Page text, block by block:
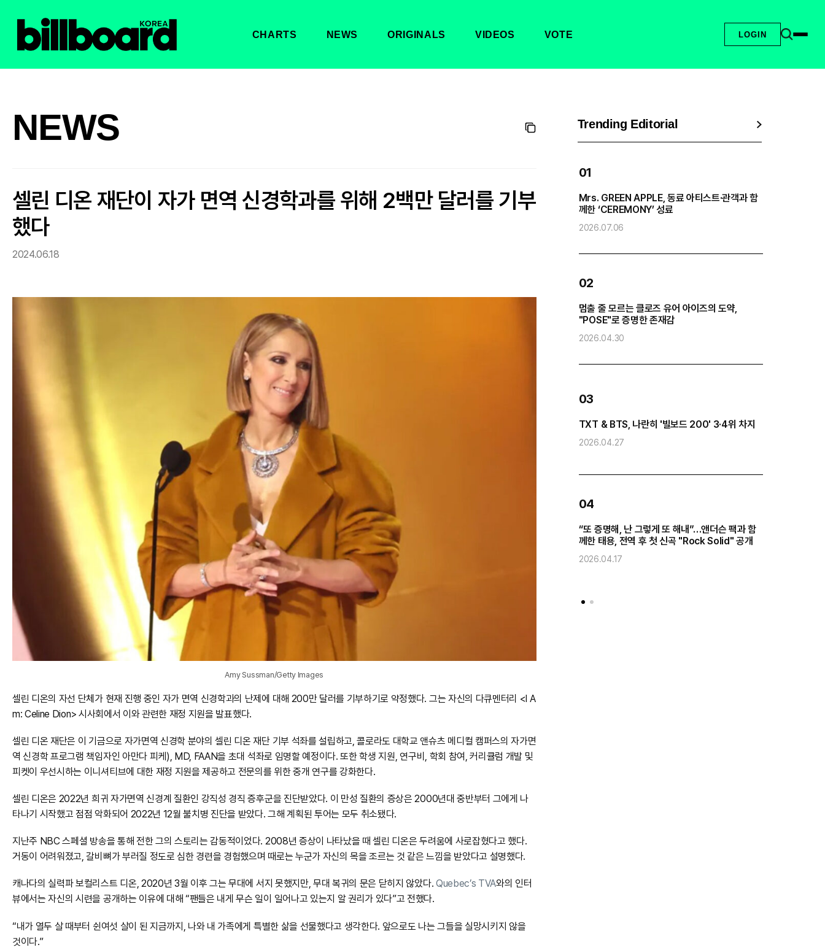
CHARTS NEWS ORIGINALS VIDEOS VOTE LOGIN
NEWS
셀린 디온 재단이 자가 면역 신경학과를 위해 2백만 달러를 기부
했다
2024.06.18
Amy Sussman/Getty Images
셀린 디온의 자선 단체가 현재 진행 중인 자가 면역 신경학과의 난제에 대해 200만 달러를 기부하기로 약정했다. 그는 자신의 다큐멘터리 <I A
m: Celine Dion> 시사회에서 이와 관련한 재정 지원을 발표했다.
셀린 디온 재단은 이 기금으로 자가면역 신경학 분야의 셀린 디온 재단 기부 석좌를 설립하고, 콜로라도 대학교 앤슈츠 메디컬 캠퍼스의 자가면
역 신경학 프로그램 책임자인 아만다 피케), MD, FAAN을 초대 석좌로 임명할 예정이다. 또한 학생 지원, 연구비, 학회 참여, 커리큘럼 개발 및
피켓이 우선시하는 이니셔티브에 대한 재정 지원을 제공하고 전문의를 위한 중개 연구를 강화한다.
셀린 디온은 2022년 희귀 자가면역 신경계 질환인 강직성 경직 증후군을 진단받았다. 이 만성 질환의 증상은 2000년대 중반부터 그에게 나
타나기 시작했고 점점 악화되어 2022년 12월 불치병 진단을 받았다. 그해 계획된 투어는 모두 취소됐다.
지난주 NBC 스페셜 방송을 통해 전한 그의 스토리는 감동적이었다. 2008년 증상이 나타났을 때 셀린 디온은 두려움에 사로잡혔다고 했다.
거동이 어려워졌고, 갈비뼈가 부러질 정도로 심한 경련을 경험했으며 때로는 누군가 자신의 목을 조르는 것 같은 느낌을 받았다고 설명했다.
캐나다의 실력파 보컬리스트 디온, 2020년 3월 이후 그는 무대에 서지 못했지만, 무대 복귀의 문은 닫히지 않았다. Quebec’s TVA와의 인터
뷰에서는 자신의 시련을 공개하는 이유에 대해 “팬들은 내게 무슨 일이 일어나고 있는지 알 권리가 있다”고 전했다.
“내가 열두 살 때부터 쉰여섯 살이 된 지금까지, 나와 내 가족에게 특별한 삶을 선물했다고 생각한다. 앞으로도 나는 그들을 실망시키지 않을
것이다.”
Trending Editorial
01
Mrs. GREEN APPLE, 동료 아티스트·관객과 함
께한 ‘CEREMONY’ 성료
2026.07.06
02
멈출 줄 모르는 클로즈 유어 아이즈의 도약,
"POSE"로 증명한 존재감
2026.04.30
03
TXT & BTS, 나란히 '빌보드 200' 3·4위 차지
2026.04.27
04
“또 증명해, 난 그렇게 또 해내”…앤더슨 팩과 함
께한 태용, 전역 후 첫 신곡 "Rock Solid" 공개
2026.04.17